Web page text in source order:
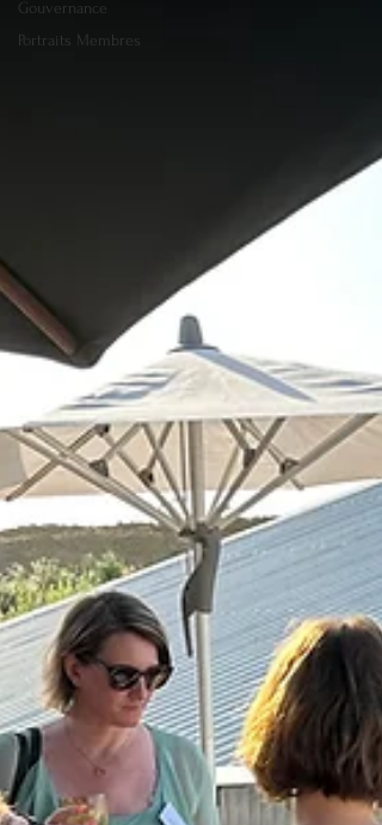
Gouvernance
Portraits Membres